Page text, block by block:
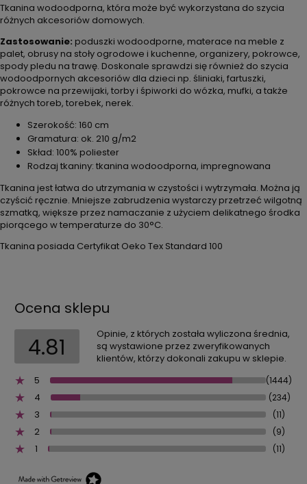
Tkanina wodoodporna, która może być wykorzystana do szycia
różnych akcesoriów domowych.
Zastosowanie: poduszki wodoodporne, materace na meble z
palet, obrusy na stoły ogrodowe i kuchenne, organizery, pokrowce,
spody pledu na trawę. Doskonale sprawdzi się również do szycia
wodoodpornych akcesoriów dla dzieci np. śliniaki, fartuszki,
pokrowce na przewijaki, torby i śpiworki do wózka, mufki, a także
różnych toreb, torebek, nerek.
Szerokość: 160 cm
Gramatura: ok. 210 g/m2
Skład: 100% poliester
Rodzaj tkaniny: tkanina wodoodporna, impregnowana
Tkanina jest łatwa do utrzymania w czystości i wytrzymała. Można ją
czyścić ręcznie. Mniejsze zabrudzenia wystarczy przetrzeć wilgotną
szmatką, większe przez namaczanie z użyciem delikatnego środka
piorącego w temperaturze do 30°C.
Tkanina posiada Certyfikat Oeko Tex Standard 100
Ocena sklepu
4.81
Opinie, z których została wyliczona średnia,
są wystawione przez zweryfikowanych
klientów, którzy dokonali zakupu w sklepie.
5
(1444)
4 (234)
3 (11)
2 (9)
1 (11)